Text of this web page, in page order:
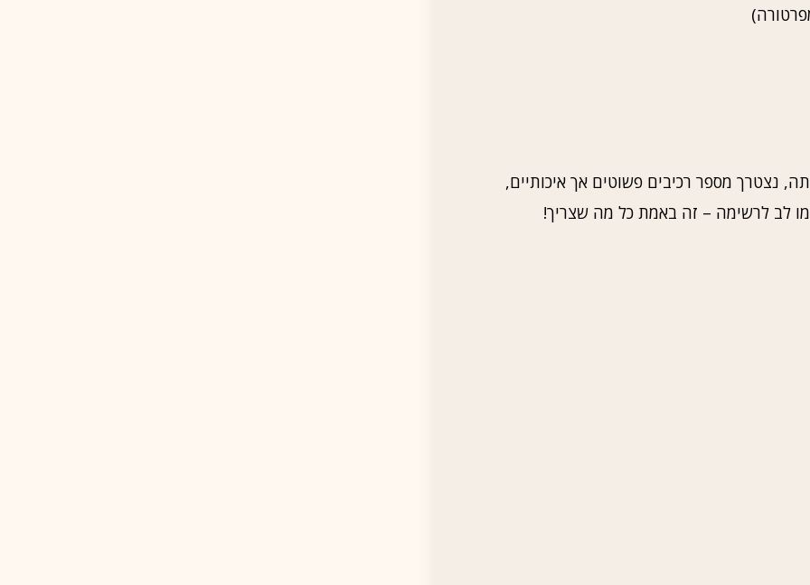
נצטרך מספר רכיבים פשוטים אך איכותיים,
לב לרשימה – זה באמת כל מה שצריך!